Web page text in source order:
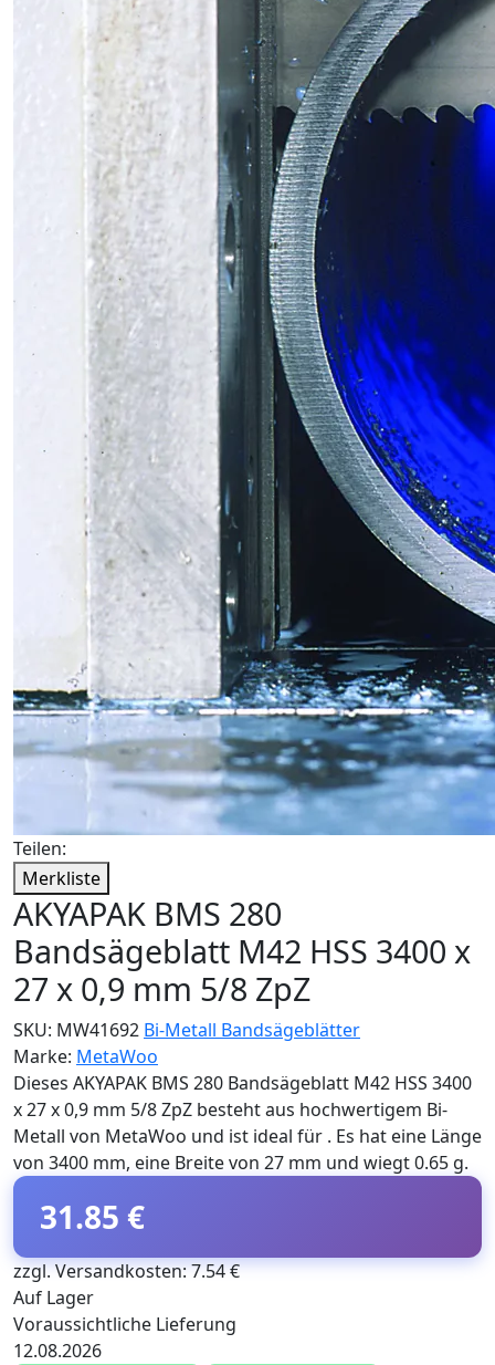
Teilen:
Merkliste
AKYAPAK BMS 280
Bandsägeblatt M42 HSS 3400 x
27 x 0,9 mm 5/8 ZpZ
SKU: MW41692 Bi-Metall Bandsägeblätter
Marke: MetaWoo
Dieses AKYAPAK BMS 280 Bandsägeblatt M42 HSS 3400
x 27 x 0,9 mm 5/8 ZpZ besteht aus hochwertigem Bi-
Metall von MetaWoo und ist ideal für . Es hat eine Länge
von 3400 mm, eine Breite von 27 mm und wiegt 0.65 g.
31.85 €
zzgl. Versandkosten: 7.54 €
Auf Lager
Voraussichtliche Lieferung
12.08.2026